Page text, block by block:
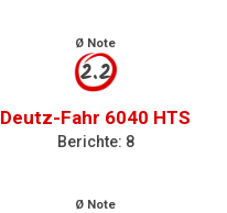
Ø Note
2.2
Deutz-Fahr 6040 HTS
Berichte: 8
Ø Note